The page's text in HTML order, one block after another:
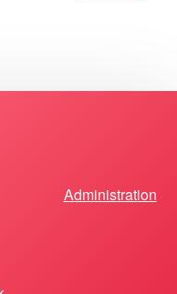
Administration